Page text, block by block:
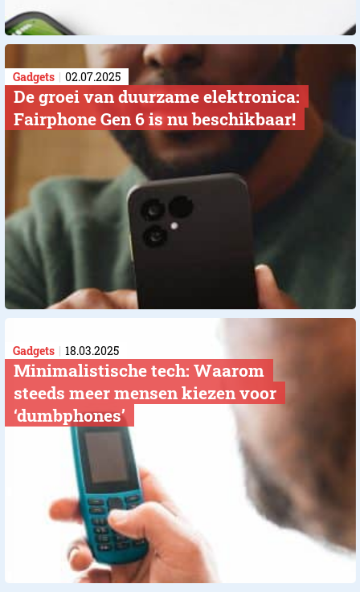
Gadgets 02.07.2025
De groei van duurzame elektronica:
Fairphone Gen 6 is nu beschikbaar!
Gadgets 18.03.2025
Minimalistische tech: Waarom
steeds meer mensen kiezen voor
‘dumbphones’